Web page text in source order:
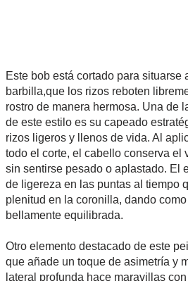
Este bob está cortado para situarse
barbilla,que los rizos reboten
rostro de manera hermosa. Una de
de este estilo es su capeado
rizos ligeros y llenos de vida. Al
todo el corte, el cabello conserva el
sin sentirse pesado o aplastado. El
de ligereza en las puntas al tiempo
plenitud en la coronilla, dando
bellamente equilibrada.
Otro elemento destacado de este
que añade un toque de asimetría y
lateral profunda hace maravillas